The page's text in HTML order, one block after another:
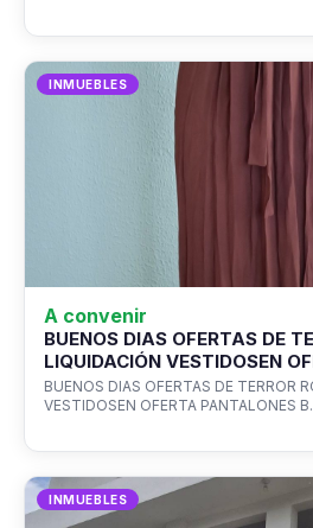
INMUEBLES
A convenir
BUENOS DIAS OFERTAS DE
LIQUIDACIÓN VESTIDOSEN
BUENOS DIAS OFERTAS DE TERROR
VESTIDOSEN OFERTA PANTALONES
INMUEBLES